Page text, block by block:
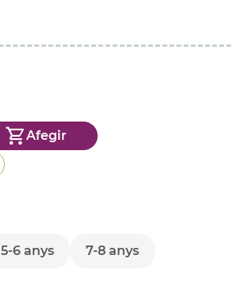
Afegir
5-6 anys
7-8 anys